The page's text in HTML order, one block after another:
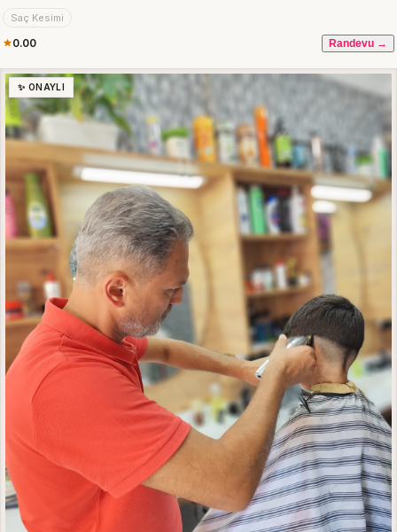
Saç Kesimi
0.00 Randevu →
✨ ONAYLI